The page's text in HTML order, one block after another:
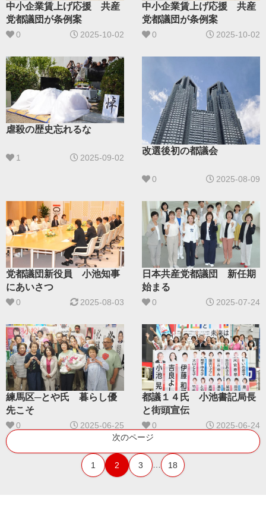
中小企業賃上げ応援 共産
党都議団が条例案
0 2025-10-02
中小企業賃上げ応援 共産
党都議団が条例案
0 2025-10-02
虐殺の歴史忘れるな
1 2025-09-02
改選後初の都議会
0 2025-08-09
党都議団新役員 小池知事
にあいさつ
0 2025-08-03
日本共産党都議団 新任期
始まる
0 2025-07-24
練馬区─とや氏 暮らし優
先こそ
0 2025-06-25
都議１４氏 小池書記局長
と街頭宣伝
0
2025-06-24
次のページ
1 2 3 18